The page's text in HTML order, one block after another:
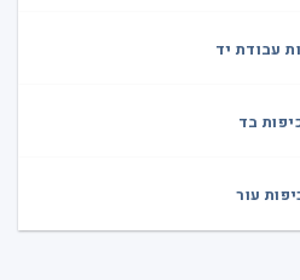
עבודת יד
בד
עור